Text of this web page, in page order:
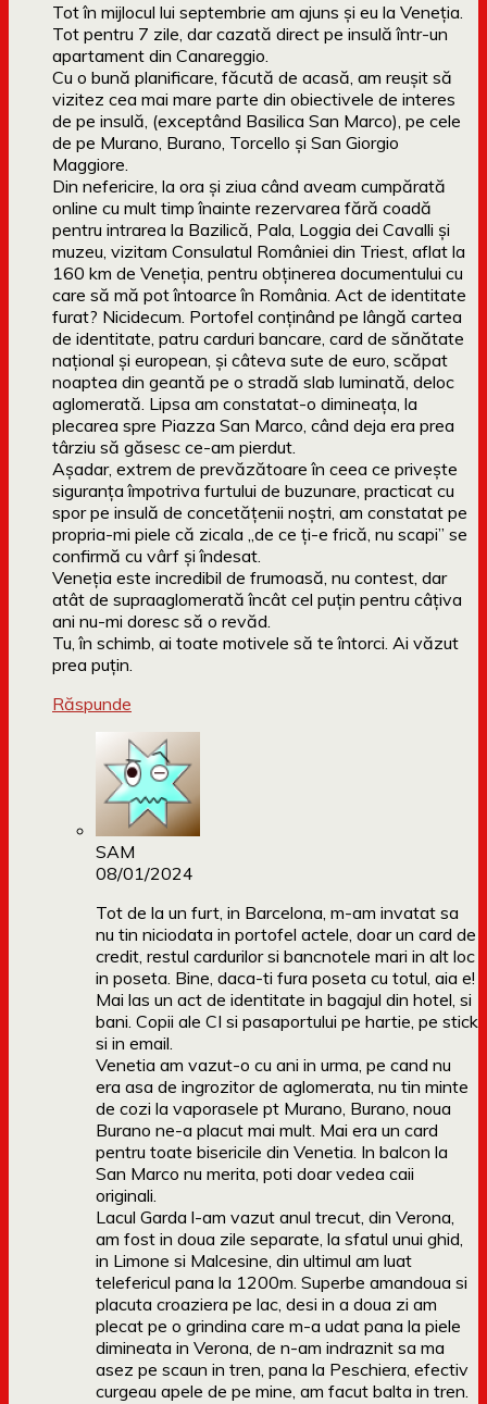
Tot în mijlocul lui septembrie am ajuns și eu la Veneția.
Tot pentru 7 zile, dar cazată direct pe insulă într-un
apartament din Canareggio.
Cu o bună planificare, făcută de acasă, am reușit să
vizitez cea mai mare parte din obiectivele de interes
de pe insulă, (exceptând Basilica San Marco), pe cele
de pe Murano, Burano, Torcello și San Giorgio
Maggiore.
Din nefericire, la ora și ziua când aveam cumpărată
online cu mult timp înainte rezervarea fără coadă
pentru intrarea la Bazilică, Pala, Loggia dei Cavalli și
muzeu, vizitam Consulatul României din Triest, aflat la
160 km de Veneția, pentru obținerea documentului cu
care să mă pot întoarce în România. Act de identitate
furat? Nicidecum. Portofel conținând pe lângă cartea
de identitate, patru carduri bancare, card de sănătate
național și european, și câteva sute de euro, scăpat
noaptea din geantă pe o stradă slab luminată, deloc
aglomerată. Lipsa am constatat-o dimineața, la
plecarea spre Piazza San Marco, când deja era prea
târziu să găsesc ce-am pierdut.
Așadar, extrem de prevăzătoare în ceea ce privește
siguranța împotriva furtului de buzunare, practicat cu
spor pe insulă de concetățenii noștri, am constatat pe
propria-mi piele că zicala „de ce ți-e frică, nu scapi” se
confirmă cu vârf și îndesat.
Veneția este incredibil de frumoasă, nu contest, dar
atât de supraaglomerată încât cel puțin pentru câțiva
ani nu-mi doresc să o revăd.
Tu, în schimb, ai toate motivele să te întorci. Ai văzut
prea puțin.
Răspunde
SAM
08/01/2024
Tot de la un furt, in Barcelona, m-am invatat sa
nu tin niciodata in portofel actele, doar un card de
credit, restul cardurilor si bancnotele mari in alt loc
in poseta. Bine, daca-ti fura poseta cu totul, aia e!
Mai las un act de identitate in bagajul din hotel, si
bani. Copii ale CI si pasaportului pe hartie, pe stick
si in email.
Venetia am vazut-o cu ani in urma, pe cand nu
era asa de ingrozitor de aglomerata, nu tin minte
de cozi la vaporasele pt Murano, Burano, noua
Burano ne-a placut mai mult. Mai era un card
pentru toate bisericile din Venetia. In balcon la
San Marco nu merita, poti doar vedea caii
originali.
Lacul Garda l-am vazut anul trecut, din Verona,
am fost in doua zile separate, la sfatul unui ghid,
in Limone si Malcesine, din ultimul am luat
telefericul pana la 1200m. Superbe amandoua si
placuta croaziera pe lac, desi in a doua zi am
plecat pe o grindina care m-a udat pana la piele
dimineata in Verona, de n-am indraznit sa ma
asez pe scaun in tren, pana la Peschiera, efectiv
curgeau apele de pe mine, am facut balta in tren.